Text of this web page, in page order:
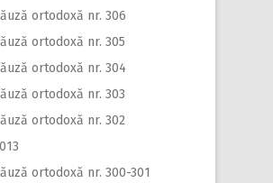
ortodoxă nr. 306
ortodoxă nr. 305
ortodoxă nr. 304
ortodoxă nr. 303
ortodoxă nr. 302
ortodoxă nr. 300-301